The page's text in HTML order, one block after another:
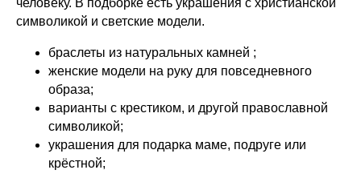
человеку. В подборке есть украшения с христианской
символикой и светские модели.
браслеты из натуральных камней ;
женские модели на руку для повседневного
образа;
варианты с крестиком, и другой православной
символикой;
украшения для подарка маме, подруге или
крёстной;